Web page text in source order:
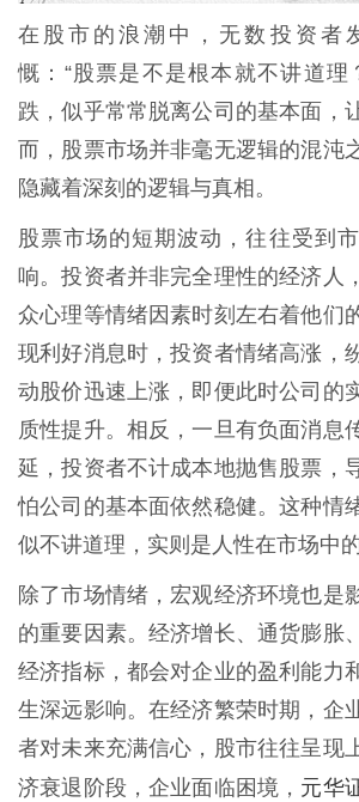
在股市的浪潮中，无数投资者
慨：“股票是不是根本就不讲道理
跌，似乎常常脱离公司的基本面，
而，股票市场并非毫无逻辑的混沌
隐藏着深刻的逻辑与真相。
股票市场的短期波动，往往受到
响。投资者并非完全理性的经济人
众心理等情绪因素时刻左右着他们
现利好消息时，投资者情绪高涨，
动股价迅速上涨，即便此时公司的
质性提升。相反，一旦有负面消息
延，投资者不计成本地抛售股票，
怕公司的基本面依然稳健。这种情
似不讲道理，实则是人性在市场中
除了市场情绪，宏观经济环境也是
的重要因素。经济增长、通货膨胀
经济指标，都会对企业的盈利能力
生深远影响。在经济繁荣时期，企
者对未来充满信心，股市往往呈现
济衰退阶段，企业面临困境， 元华